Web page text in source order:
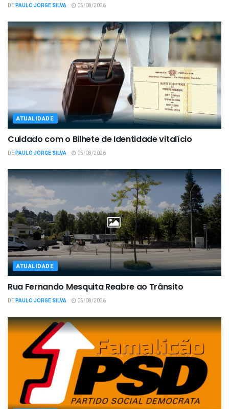
DEPAULO JORGE SILVA 05/08/2026
ATUALIDADE
Cuidado com o Bilhete de Identidade vitalício
DEPAULO JORGE SILVA 05/08/2026
ATUALIDADE
Rua Fernando Mesquita Reabre ao Trânsito
DEPAULO JORGE SILVA 05/08/2026